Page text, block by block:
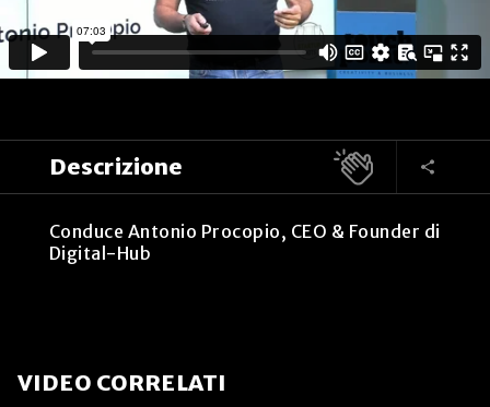
Descrizione
Conduce Antonio Procopio, CEO & Founder di
Digital-Hub
VIDEO CORRELATI